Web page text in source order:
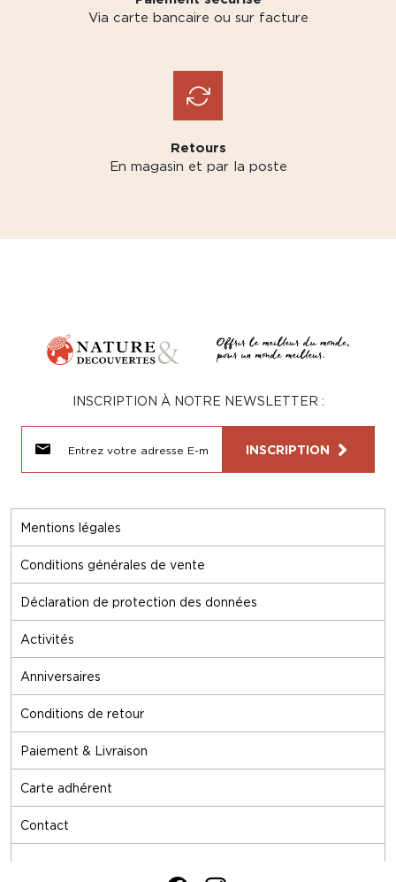
Via carte bancaire ou sur facture
Retours
En magasin et par la poste
Mentions légales
Conditions générales de vente
Déclaration de protection des données
Activités
Anniversaires
Conditions de retour
Paiement & Livraison
Carte adhérent
Contact
INSCRIPTION À NOTRE NEWSLETTER :
INSCRIPTION